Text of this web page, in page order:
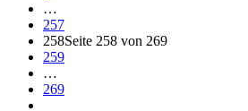
…
257
258Seite 258 von 269
259
…
269